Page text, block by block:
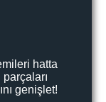
hatta
genişlet!